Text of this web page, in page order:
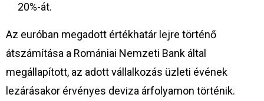
20%-át.
Az euróban megadott értékhatár lejre történő
átszámítása a Romániai Nemzeti Bank által
megállapított, az adott vállalkozás üzleti évének
lezárásakor érvényes deviza árfolyamon történik.